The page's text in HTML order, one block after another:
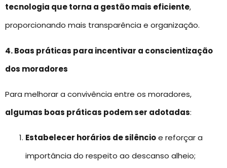
tecnologia que torna a gestão mais eficiente,
proporcionando mais transparência e organização.
4. Boas práticas para incentivar a conscientização
dos moradores
Para melhorar a convivência entre os moradores,
algumas boas práticas podem ser adotadas:
Estabelecer horários de silêncioe reforçar a
importância do respeito ao descanso alheio;